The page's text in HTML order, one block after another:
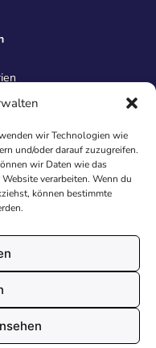
wir Technologien wie
und/oder darauf zuzugreifen.
wir Daten wie das
verarbeiten. Wenn du
können bestimmte
vorbehalten. Made with